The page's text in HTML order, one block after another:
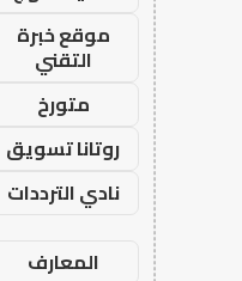
موقع خبرة
التقني
متورخ
روتانا تسويق
نادي الترددات
المعارف